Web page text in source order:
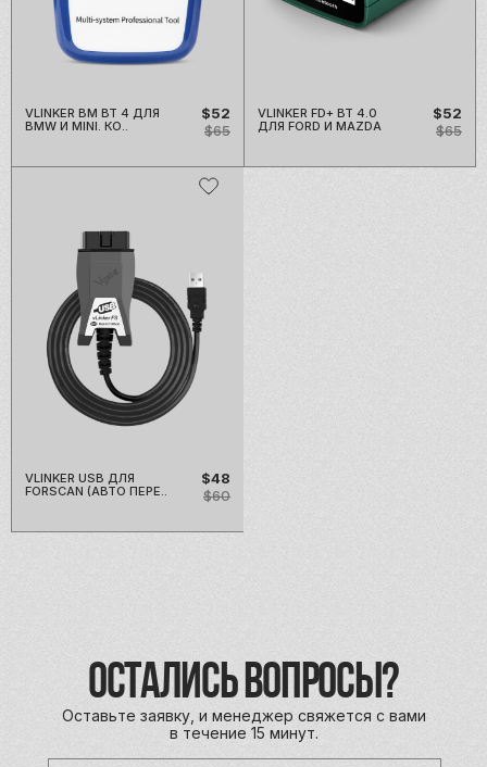
VLINKER BM BT 4 ДЛЯ
BMW И MINI. КО..
$52
$65
VLINKER FD+ BT 4.0
ДЛЯ FORD И MAZDA
$52
$65
VLINKER USB ДЛЯ
FORSCAN (АВТО ПЕРЕ..
$48
$60
ОСТАЛИСЬ ВОПРОСЫ?
Оставьте заявку, и менеджер свяжется с вами
в течение 15 минут.